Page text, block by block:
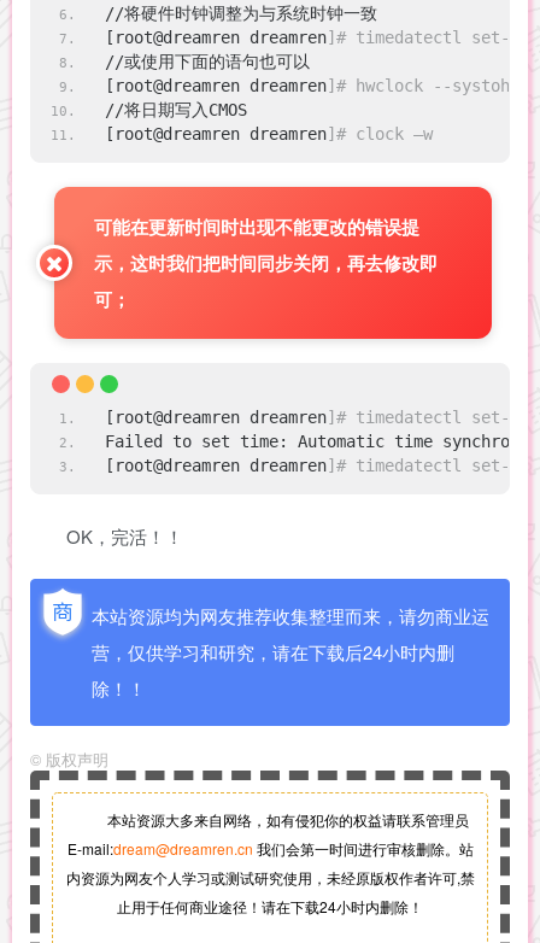
//将硬件时钟调整为与系统时钟一致
[root@dreamren dreamren]# timedatectl set-
//或使用下面的语句也可以
[root@dreamren dreamren]# hwclock --systohc
//将日期写入CMOS
[root@dreamren dreamren]# clock –w
可能在更新时间时出现不能更改的错误提
示，这时我们把时间同步关闭，再去修改即
可；
[root@dreamren dreamren]# timedatectl set-
Failed to set time: Automatic time
[root@dreamren dreamren]# timedatectl set-
OK，完活！！
本站资源均为网友推荐收集整理而来，请勿商业运
营，仅供学习和研究，请在下载后24小时内删
除！！
© 版权声明
本站资源大多来自网络，如有侵犯你的权益请联系管理员
E-mail:dream@dreamren.cn 我们会第一时间进行审核删除。站
内资源为网友个人学习或测试研究使用，未经原版权作者许可,禁
止用于任何商业途径！请在下载24小时内删除！